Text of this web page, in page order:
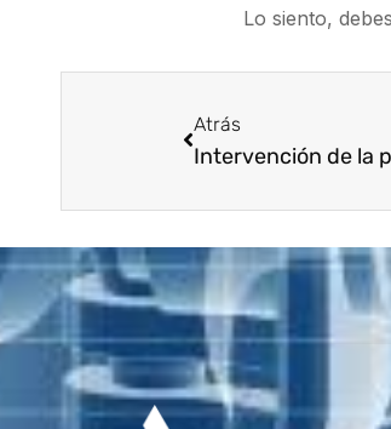
Lo siento,
Atrás